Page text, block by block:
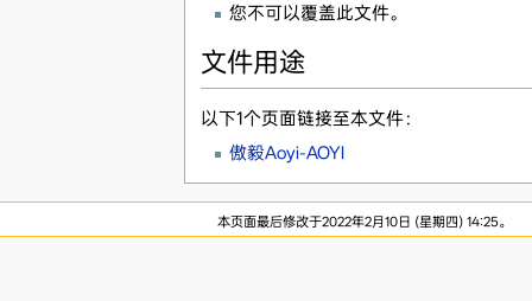
您不可以覆盖此文件。
文件用途
以下1个页面链接至本文件：
傲毅Aoyi-AOYI
本页面最后修改于2022年2月10日 (星期四) 14:25。